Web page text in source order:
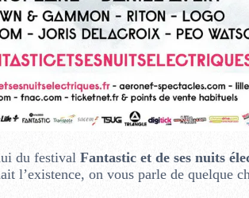
du festival Fantastic et de ses nuits
l’existence, on vous parle de quelque